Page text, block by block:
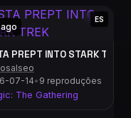
Golgari Pestilence List !
ES
PREPT INTO STARK TREK
07-14• 9 reproduções
The Gathering